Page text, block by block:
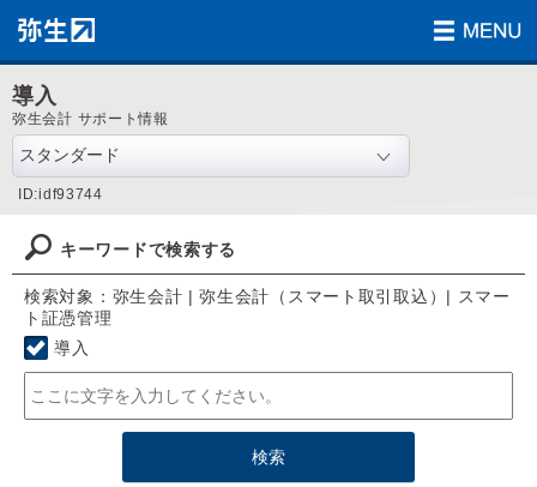
導入
弥生会計 サポート情報
ID:idf93744
キーワードで検索する
検索対象：弥生会計 | 弥生会計（スマート取引取込）| スマー
ト証憑管理
導入